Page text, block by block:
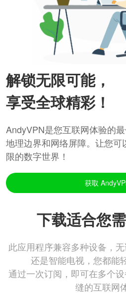
解锁无限可能，
享受全球精彩！
AndyVPN是您互联网体验的
地理边界和网络屏障。让您
限的数字世界！
获取
下载适合您
此应用程序兼容多种设备，
还是智能电视，您都能
通过一次订阅，即可在多个
缝的互联网